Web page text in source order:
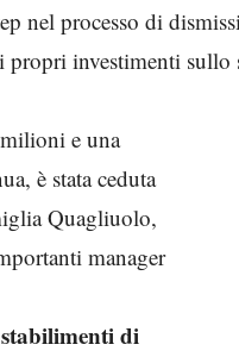
nel processo di
propri investimenti
e una
è stata ceduta
Quagliuolo,
manager
di